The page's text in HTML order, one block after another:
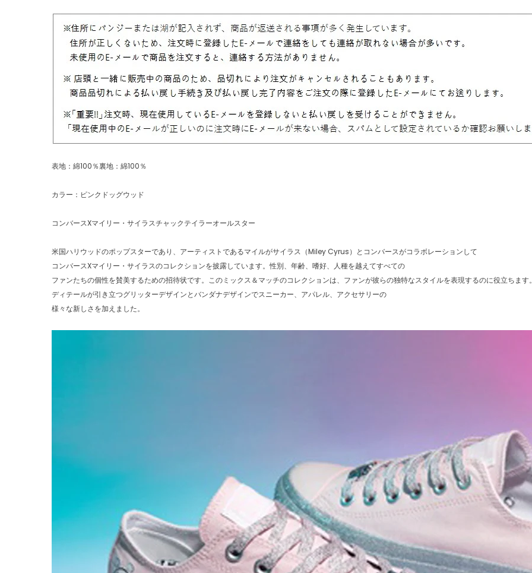
表地：綿100％裏地：綿100％
カラー：ピンクドッグウッド
コンバースXマイリー・サイラスチャックテイラーオールスター
米国ハリウッドのポップスターであり、アーティストであるマイルがサイラス（Miley Cyrus）とコンバースがコラボレーションして
コンバースXマイリー・サイラスのコレクションを披露しています。性別、年齢、嗜好、人種を越えてすべての
ファンたちの個性を賛美するための招待状です。このミックス＆マッチのコレクションは、ファンが彼らの独特なスタイルを表現するのに役立ちます
ディテールが引き立つグリッターデザインとバンダナデザインでスニーカー、アパレル、アクセサリーの
様々な新しさを加えました。